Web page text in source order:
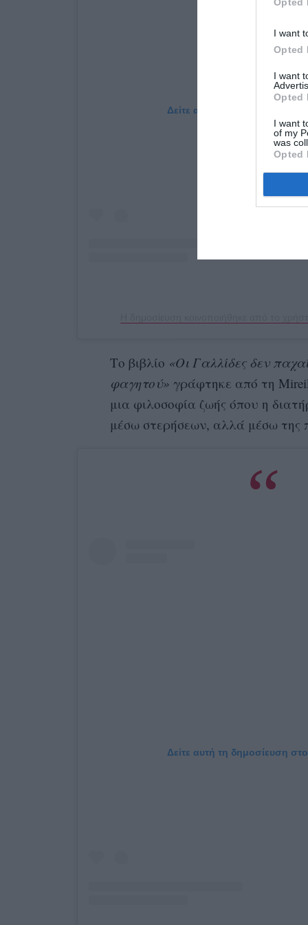
I want
Opted
I want
Opted
I want
of my
was
Opted
Δείτε αυτή τη δημοσίευση
Το βιβλίο «Οι Γαλλίδες δεν
φαγητού» γράφτηκε από τη
μια φιλοσοφία ζωής όπου η
μέσω στερήσεων, αλλά μέσω της
Δείτε αυτή τη δημοσίευση